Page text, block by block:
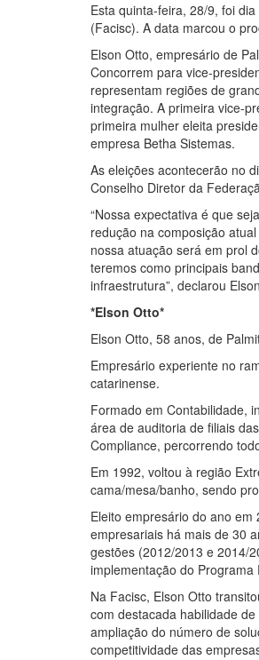
Esta quinta-feira, 28/9, foi
(Facisc). A data marcou o
Elson Otto, empresário de
Concorrem para vice-
representam regiões de
integração. A primeira vice-
primeira mulher eleita
empresa Betha Sistemas.
As eleições acontecerão no
Conselho Diretor da
“Nossa expectativa é que
redução na composição
nossa atuação será em prol
teremos como principais
infraestrutura”, declarou
*Elson Otto*
Elson Otto, 58 anos, de
Empresário experiente no
catarinense.
Formado em Contabilidade,
área de auditoria de filiais
Compliance, percorrendo
Em 1992, voltou à região
cama/mesa/banho, sendo
Eleito empresário do ano
empresariais há mais de 30
gestões (2012/2013 e 2014/
implementação do
Na Facisc, Elson Otto
com destacada habilidade
ampliação do número de
competitividade das